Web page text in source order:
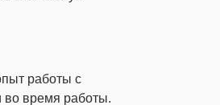
работы с
во время работы.